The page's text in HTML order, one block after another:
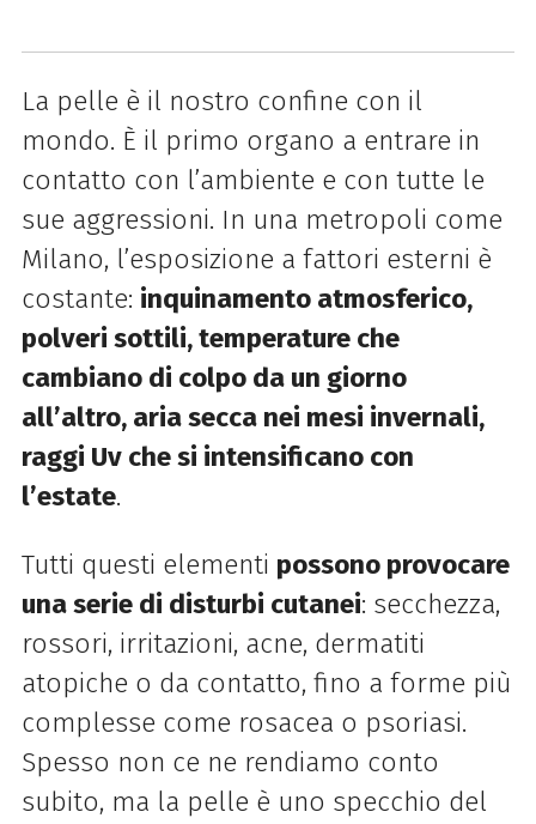
La pelle è il nostro confine con il
mondo. È il primo organo a entrare in
contatto con l’ambiente e con tutte le
sue aggressioni. In una metropoli come
Milano, l’esposizione a fattori esterni è
costante: inquinamento atmosferico,
polveri sottili, temperature che
cambiano di colpo da un giorno
all’altro, aria secca nei mesi invernali,
raggi Uv che si intensificano con
l’estate.
Tutti questi elementi possono provocare
una serie di disturbi cutanei: secchezza,
rossori, irritazioni, acne, dermatiti
atopiche o da contatto, fino a forme più
complesse come rosacea o psoriasi.
Spesso non ce ne rendiamo conto
subito, ma la pelle è uno specchio del